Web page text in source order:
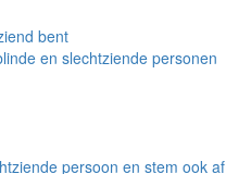
bent
en slechtziende personen
persoon en stem ook af